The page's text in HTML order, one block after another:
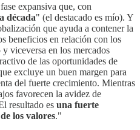
expansiva que, con
década" (el destacado es mío). Y
que ayuda a contener la
beneficios en relación con los
viceversa en los mercados
de las oportunidades de
excluye un buen margen para
del fuerte crecimiento. Mientras
favorecen la avidez de
resultado es una fuerte
los valores."